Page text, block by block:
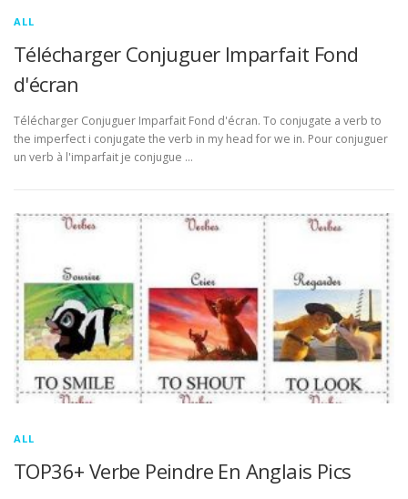
ALL
Télécharger Conjuguer Imparfait Fond
d'écran
Télécharger Conjuguer Imparfait Fond d'écran. To conjugate a verb to
the imperfect i conjugate the verb in my head for we in. Pour conjuguer
un verb à l'imparfait je conjugue …
ALL
TOP36+ Verbe Peindre En Anglais Pics